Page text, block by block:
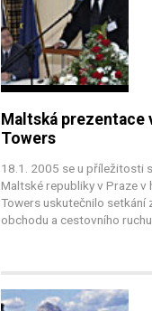
Maltská prezentace
Towers
18.1. 2005 se u příležitosti
Maltské republiky v Praze v
Towers uskutečnilo setkání
obchodu a cestovního